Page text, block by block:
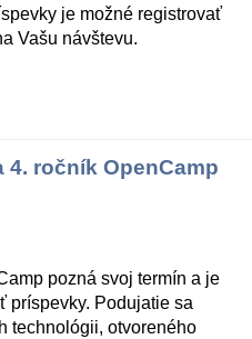
je možné registrovať
Vašu návštevu.
ročník OpenCamp
pozná svoj termín a je
príspevky. Podujatie sa
technológii, otvoreného